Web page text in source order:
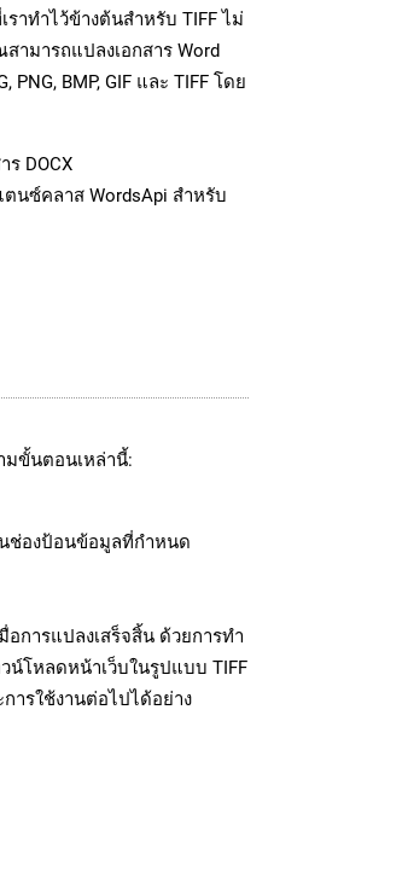
าทำไว้ข้างต้นสำหรับ TIFF ไม่
สามารถแปลงเอกสาร Word
BMP, GIF และ TIFF โดย
ร DOCX
นซ์คลาส WordsApi สำหรับ
มขั้นตอนเหล่านี้:
ช่องป้อนข้อมูลที่กำหนด
การแปลงเสร็จสิ้น ด้วยการทำ
โหลดหน้าเว็บในรูปแบบ TIFF
ารใช้งานต่อไปได้อย่าง